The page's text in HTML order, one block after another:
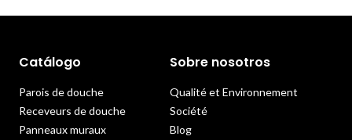
Catálogo
Parois de douche
Receveurs de douche
Panneaux muraux
Sobre nosotros
Qualité et Environnement
Société
Blog